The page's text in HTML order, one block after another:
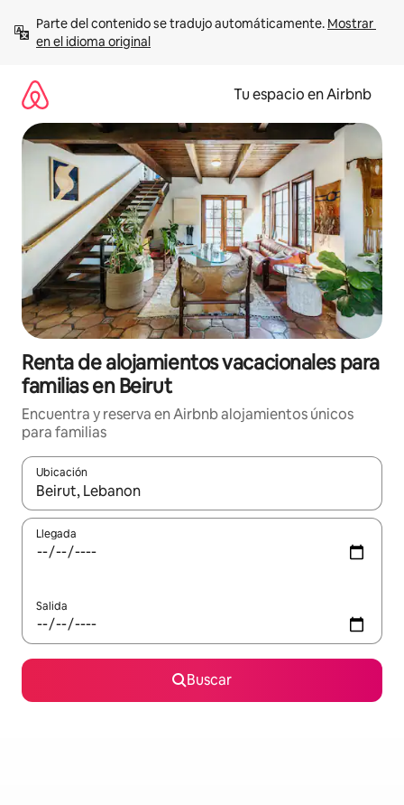
contenido
Parte del contenido se tradujo automáticamente. Mostrar
en el idioma original
Tu espacio en Airbnb
Renta de alojamientos vacacionales para
familias en Beirut
Encuentra y reserva en Airbnb alojamientos únicos
para familias
Ubicación
Cuando los resultados estén disponibles, podrás navegar
Llegada
Salida
Buscar